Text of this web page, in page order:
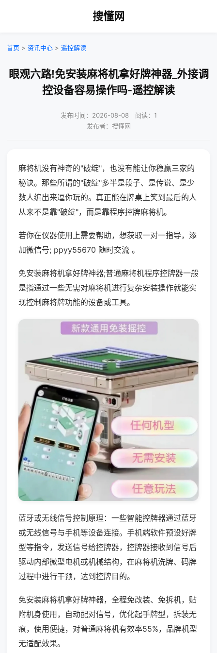
搜懂网
首页 > 资讯中心 > 遥控解读
眼观六路!免安装麻将机拿好牌神器_外接调
控设备容易操作吗-遥控解读
发布时间：2026-08-08｜阅读：1
发布者：搜懂网
麻将机没有神奇的"破绽"，也没有能让你稳赢三家的
秘诀。那些所谓的"破绽"多半是段子、是传说、是少
数人编出来逗你玩的。真正能在牌桌上笑到最后的人
从来不是靠"破绽"，而是靠程序控牌麻将机。
若你在仪器使用上需要帮助，想获取一对一指导，添
加微信号; ppyy55670 随时交流 。
免安装麻将机拿好牌神器;普通麻将机程序控牌器一般
是指通过一些无需对麻将机进行复杂安装操作就能实
现控制麻将牌功能的设备或工具。
蓝牙或无线信号控制原理：一些智能控牌器通过蓝牙
或无线信号与手机等设备连接。手机端软件预设好牌
型等指令，发送信号给控牌器，控牌器接收到信号后
驱动内部微型电机或机械结构，在麻将机洗牌、码牌
过程中进行干预，达到控牌目的。
免安装麻将机拿好牌神器，全程免改装、免拆机，贴
附机身使用，自动配对信号，优化起手牌型，拆装无
痕，使用便捷，对普通麻将机有效率55%，品牌机型
无适配效果。